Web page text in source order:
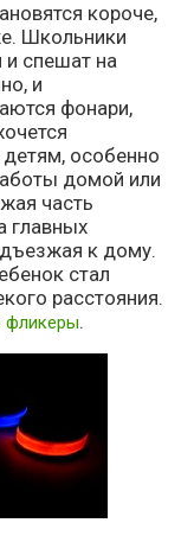
короче,
Школьники
спешат на
и
фонари,
особенно
домой или
часть
главных
к дому.
стал
расстояния.
фликеры.